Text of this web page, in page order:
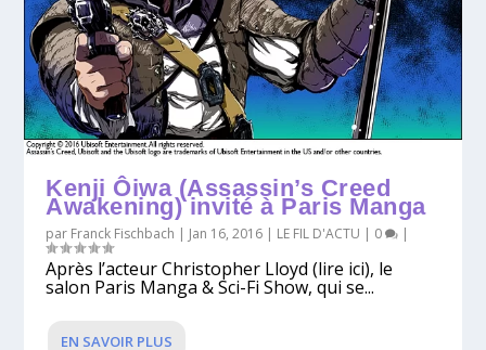
Kenji Ôiwa (Assassin’s Creed
Awakening) invité à Paris Manga
par Franck Fischbach | Jan 16, 2016 | LE FIL D'ACTU | 0 |
Après l’acteur Christopher Lloyd (lire ici), le
salon Paris Manga & Sci-Fi Show, qui se...
EN SAVOIR PLUS